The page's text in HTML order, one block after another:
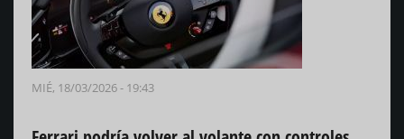
MIÉ, 18/03/2026 - 19:43